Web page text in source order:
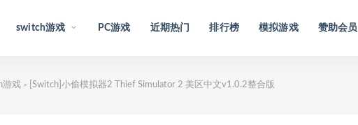
switch游戏 PC游戏 近期热门 排行榜 模拟游戏 赞助会员
游戏 > [Switch]小偷模拟器2 Thief Simulator 2 美区中文v1.0.2整合版